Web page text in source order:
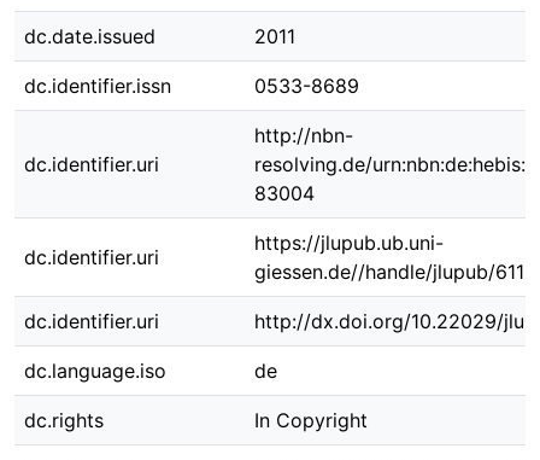
dc.date.issued 2011
dc.identifier.issn 0533-8689
dc.identifier.uri
http://nbn-
resolving.de/
83004
dc.identifier.uri
https://jlupub.ub.uni-
giessen.de//handle/jlupub/6111
dc.identifier.uri http://dx.doi.org/10.22029/
dc.language.iso de
dc.rights In Copyright